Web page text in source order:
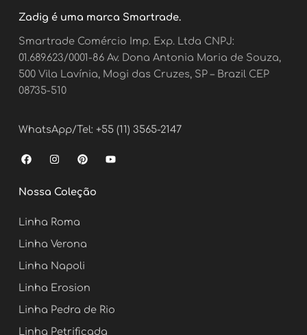
Zadig é uma marca Smartrade.
Smartrade Comércio Imp. Exp. Ltda CNPJ:
01.689.623/0001-86 Av. Dona Antonia Maria de Souza,
500 Vila Lavínia, Mogi das Cruzes, SP – Brazil CEP
08735-510
WhatsApp/Tel: +55 (11) 3565-2147
F
a
e
b
o
k
I
n
t
a
r
a
m
P
i
t
e
Y
o
Nossa Coleção
Linha Roma
Linha Verona
Linha Napoli
Linha Erosion
Linha Pedra de Rio
Linha Petrificada